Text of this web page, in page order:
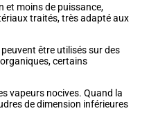
et moins de puissance,
traités, très adapté aux
être utilisés sur des
certains
vapeurs nocives. Quand la
de dimension inférieures